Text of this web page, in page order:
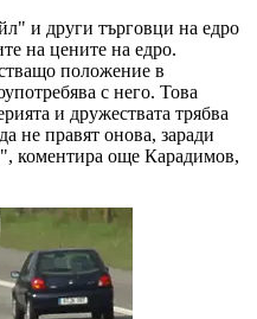
и други търговци на едро
на цените на едро.
положение в
с него. Това
и дружествата трябва
не правят онова, заради
коментира още Карадимов,